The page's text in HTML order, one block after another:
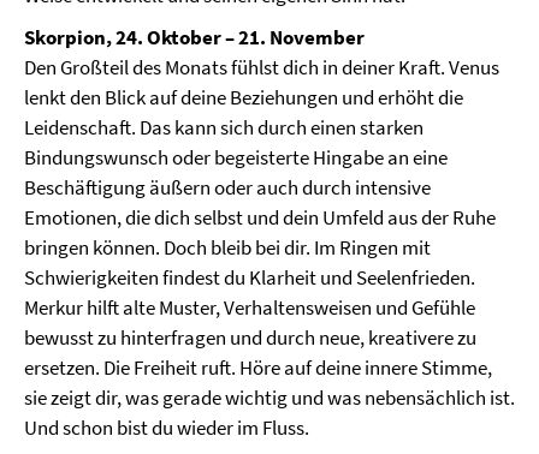
Skorpion, 24. Oktober – 21. November
Den Großteil des Monats fühlst dich in deiner Kraft. Venus
lenkt den Blick auf deine Beziehungen und erhöht die
Leidenschaft. Das kann sich durch einen starken
Bindungswunsch oder begeisterte Hingabe an eine
Beschäftigung äußern oder auch durch intensive
Emotionen, die dich selbst und dein Umfeld aus der Ruhe
bringen können. Doch bleib bei dir. Im Ringen mit
Schwierigkeiten findest du Klarheit und Seelenfrieden.
Merkur hilft alte Muster, Verhaltensweisen und Gefühle
bewusst zu hinterfragen und durch neue, kreativere zu
ersetzen. Die Freiheit ruft. Höre auf deine innere Stimme,
sie zeigt dir, was gerade wichtig und was nebensächlich ist.
Und schon bist du wieder im Fluss.